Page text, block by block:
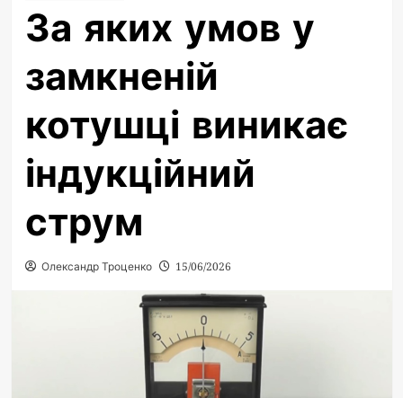
За яких умов у
замкненій
котушці виникає
індукційний
струм
Олександр Троценко 15/06/2026